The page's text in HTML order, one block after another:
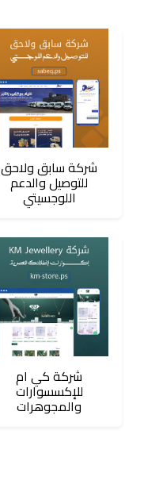
شركة سابق ولاحق
للتوصيل والدعم
اللوجسيتي
شركة كي ام
للإكسسوارات
والمجوهرات